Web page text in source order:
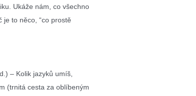
Ukáže nám, co všechno
je to něco, “co prostě
– Kolik jazyků umíš,
(trnitá cesta za oblíbeným